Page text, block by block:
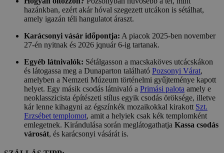
hazánkban, ezért akár hóval szegezett utcákon is sétálhat,
amely igazán téli hangulatot áraszt.
Karácsonyi vásár időpontja: A piacok 2025-ben november
27-én nyitnak és 2026 jqnuár 6-ig tartanak.
Egyéb látnivalók: Sétálgasson a macskaköves utcácskákon
és látogassa meg a Dunaparton található Pozsonyi Várat,
amelyben a Nemzeti Múzeum történelmi gyűjteménye kapott
helyet. Egy másik csodás látnivaló a Primási palota amely e
neoklasszicista építészeti stílus egyik csodás öröksége, illetve
kár lenne kihagyni az égszínkék mozaikokkal kirakott Szt.
Erzsébet templomot, amit a helyiek csak kék templomként
emlegetnek. Kirándulása során meglátogathatja Kassa csodás
városát, és karácsonyi vásárát is.